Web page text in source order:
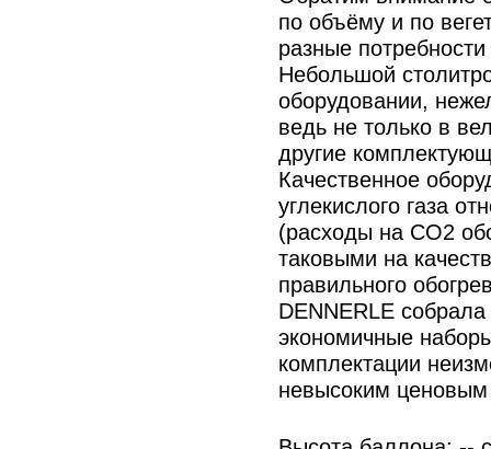
по объёму и по
разные
Небольшой
оборудовании,
ведь не только в
другие
Качественное
углекислого газа
(расходы на CO2
таковыми на
правильного
DENNERLE
экономичные
комплектации
невысоким